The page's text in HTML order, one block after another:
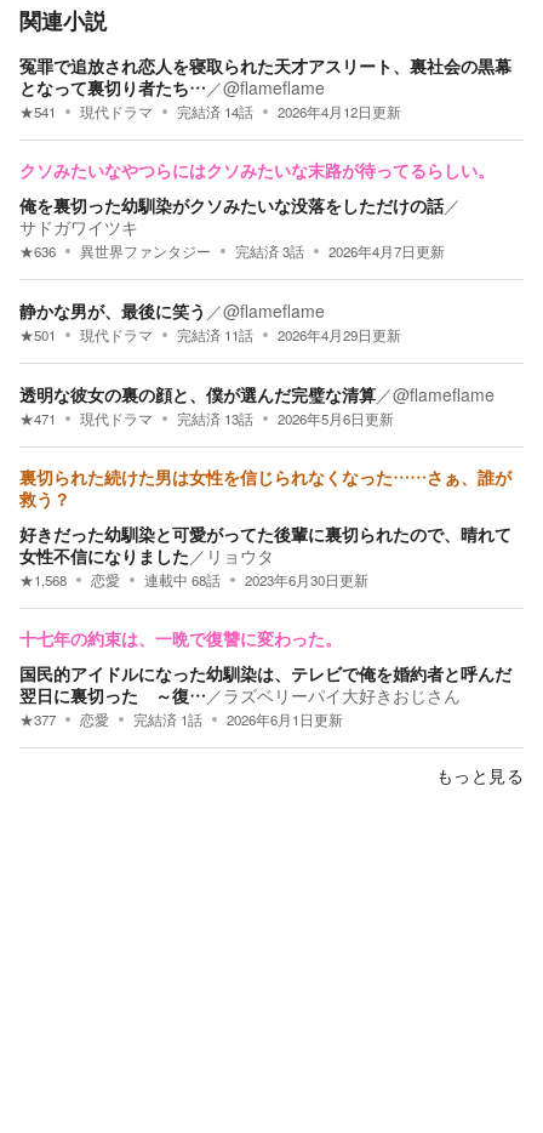
関連小説
冤罪で追放され恋人を寝取られた天才アスリート、裏社会の黒幕
となって裏切り者たち… ／@flameflame
★541 現代ドラマ 完結済 14話 2026年4月12日更新
クソみたいなやつらにはクソみたいな末路が待ってるらしい。
俺を裏切った幼馴染がクソみたいな没落をしただけの話／
サドガワイツキ
★636 異世界ファンタジー 完結済3話 2026年4月7日更新
静かな男が、最後に笑う ／@flameflame
★501 現代ドラマ 完結済 11話 2026年4月29日更新
透明な彼女の裏の顔と、僕が選んだ完璧な清算／@flameflame
★471 現代ドラマ 完結済 13話 2026年5月6日更新
裏切られた続けた男は女性を信じられなくなった……さぁ、誰が
救う？
好きだった幼馴染と可愛がってた後輩に裏切られたので、晴れて
女性不信になりました ／ リョウタ
★1,568 恋愛 連載中 68話 2023年6月30日更新
十七年の約束は、一晩で復讐に変わった。
国民的アイドルになった幼馴染は、テレビで俺を婚約者と呼んだ
翌日に裏切った ～復… ／ラズベリーパイ大好きおじさん
★377 恋愛 完結済 1話 2026年6月1日更新
もっと見る